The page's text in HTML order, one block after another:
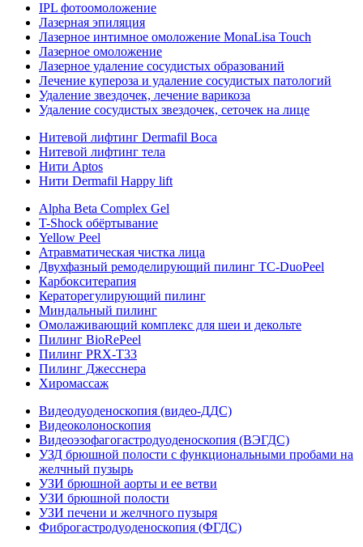
IPL фотоомоложение
Лазерная эпиляция
Лазерное интимное омоложение MonaLisa Touch
Лазерное омоложение
Лазерное удаление сосудистых образований
Лечение купероза и удаление сосудистых патологий
Удаление звездочек, лечение варикоза
Удаление сосудистых звездочек, сеточек на лице
Нитевой лифтинг Dermafil Boca
Нитевой лифтинг тела
Нити Aptos
Нити Dermafil Happy lift
Alpha Beta Complex Gel
T-Shock обёртывание
Yellow Peel
Атравматическая чистка лица
Двухфазный ремоделирующий пилинг TC-DuoPeel
Карбокситерапия
Кераторегулирующий пилинг
Миндальный пилинг
Омолаживающий комплекс для шеи и декольте
Пилинг BioRePeel
Пилинг PRX-T33
Пилинг Джесснера
Хиромассаж
Видеодуоденоскопия (видео-ДДС)
Видеоколоноскопия
Видеоэзофагогастродуоденоскопия (ВЭГДС)
УЗД брюшной полости с функциональными пробами на
желчный пузырь
УЗИ брюшной аорты и ее ветви
УЗИ брюшной полости
УЗИ печени и желчного пузыря
Фиброгастродуоденоскопия (ФГДС)